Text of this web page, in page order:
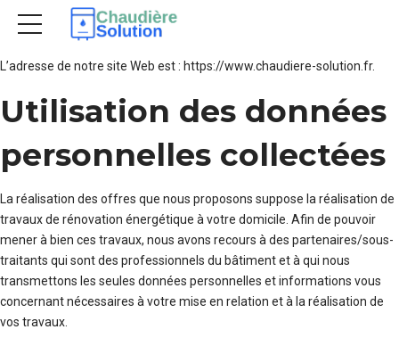
Qui sommes-nous ?
L’adresse de notre site Web est : https://www.chaudiere-solution.fr.
Utilisation des données
personnelles collectées
La réalisation des offres que nous proposons suppose la réalisation de
travaux de rénovation énergétique à votre domicile. Afin de pouvoir
mener à bien ces travaux, nous avons recours à des partenaires/sous-
traitants qui sont des professionnels du bâtiment et à qui nous
transmettons les seules données personnelles et informations vous
concernant nécessaires à votre mise en relation et à la réalisation de
vos travaux.